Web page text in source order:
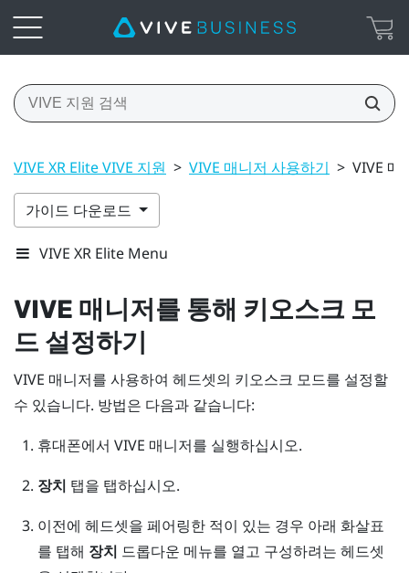
VIVE XR Elite VIVE 지원 > VIVE 매니저 사용하기 > VIVE 매
가이드 다운로드
VIVE XR Elite Menu
VIVE 매니저를 통해 키오스크 모
드 설정하기
VIVE 매니저를 사용하여 헤드셋의 키오스크 모드를 설정할
수 있습니다. 방법은 다음과 같습니다:
휴대폰에서 VIVE 매니저를 실행하십시오.
장치 탭을 탭하십시오.
이전에 헤드셋을 페어링한 적이 있는 경우 아래 화살표
를 탭해 장치 드롭다운 메뉴를 열고 구성하려는 헤드셋